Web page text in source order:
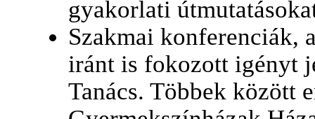
gyakorlati
Szakmai konferenciák,
iránt is fokozott igényt
Tanács. Többek között